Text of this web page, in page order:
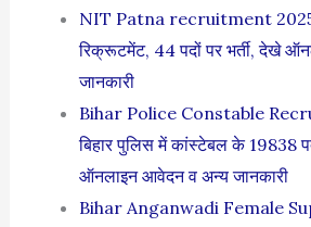
NIT Patna recruitment 2025:
रिक्रूटमेंट, 44 पदों पर भर्ती, देखे
जानकारी
Bihar Police Constable
बिहार पुलिस में कांस्टेबल के 19838
ऑनलाइन आवेदन व अन्य जानकारी
Bihar Anganwadi Female